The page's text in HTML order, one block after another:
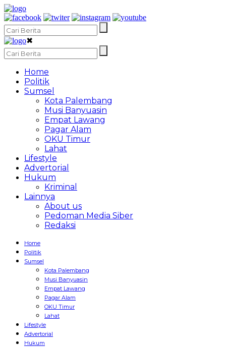
✖
Home
Politik
Sumsel
Kota Palembang
Musi Banyuasin
Empat Lawang
Pagar Alam
OKU Timur
Lahat
Lifestyle
Advertorial
Hukum
Kriminal
Lainnya
About us
Pedoman Media Siber
Redaksi
Home
Politik
Sumsel
Kota Palembang
Musi Banyuasin
Empat Lawang
Pagar Alam
OKU Timur
Lahat
Lifestyle
Advertorial
Hukum